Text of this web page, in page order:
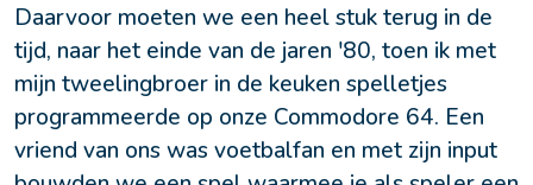
Daarvoor moeten we een heel stuk terug in de
tijd, naar het einde van de jaren '80, toen ik met
mijn tweelingbroer in de keuken spelletjes
programmeerde op onze Commodore 64. Een
vriend van ons was voetbalfan en met zijn input